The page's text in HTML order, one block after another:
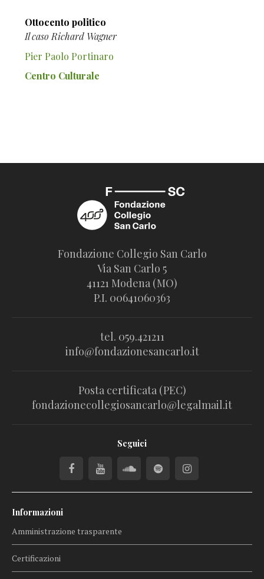
Ottocento politico
Il caso Richard Wagner
Pier Paolo Portinaro
Centro Culturale
Fondazione Collegio San Carlo
Via San Carlo 5
41121 Modena (MO)
P.I. 00641060363
tel. 059.421211
info@fondazionesancarlo.it
Posta certificata (PEC)
fondazionecollegiosancarlo@legalmail.it
Seguici
Informazioni
Amministrazione trasparente
Certificazioni